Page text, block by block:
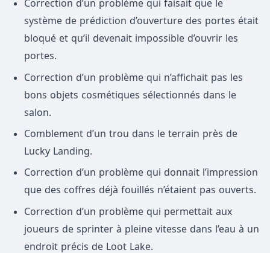
Correction d’un problème qui faisait que le
système de prédiction d’ouverture des portes était
bloqué et qu’il devenait impossible d’ouvrir les
portes.
Correction d’un problème qui n’affichait pas les
bons objets cosmétiques sélectionnés dans le
salon.
Comblement d’un trou dans le terrain près de
Lucky Landing.
Correction d’un problème qui donnait l’impression
que des coffres déjà fouillés n’étaient pas ouverts.
Correction d’un problème qui permettait aux
joueurs de sprinter à pleine vitesse dans l’eau à un
endroit précis de Loot Lake.